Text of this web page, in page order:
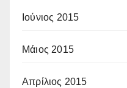
Ιούνιος 2015
Μάιος 2015
Απρίλιος 2015